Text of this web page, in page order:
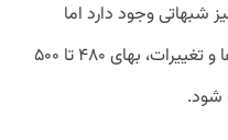
شبهاتی وجود دارد اما
حدس زده می‌شود که با این قابلیت‌ها و تغییرات، بهای ۴۸۰ تا ۵۰۰